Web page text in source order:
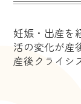
妊娠・出産を
活の変化が産
産後クライシ